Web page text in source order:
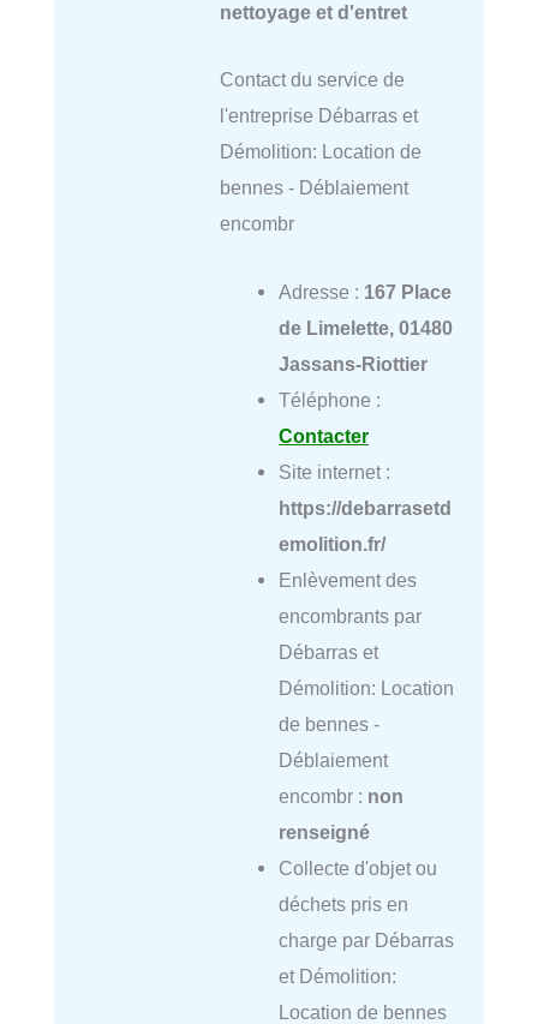
nettoyage et d'entret
Contact du service de
l'entreprise Débarras et
Démolition: Location de
bennes - Déblaiement
encombr
Adresse : 167 Place
de Limelette, 01480
Jassans-Riottier
Téléphone :
Contacter
Site internet :
https://debarrasetd
emolition.fr/
Enlèvement des
encombrants par
Débarras et
Démolition: Location
de bennes -
Déblaiement
encombr : non
renseigné
Collecte d'objet ou
déchets pris en
charge par Débarras
et Démolition:
Location de bennes